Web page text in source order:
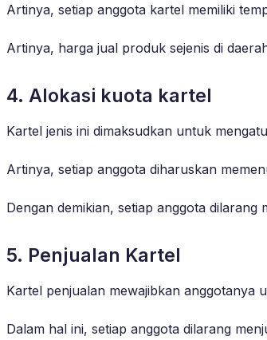
Artinya, setiap anggota kartel memiliki
Artinya, harga jual produk sejenis di
4. Alokasi kuota kartel
Kartel jenis ini dimaksudkan untuk
Artinya, setiap anggota diharuskan
Dengan demikian, setiap anggota
5. Penjualan Kartel
Kartel penjualan mewajibkan anggotanya
Dalam hal ini, setiap anggota dilarang